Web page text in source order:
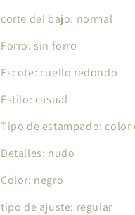
corte del bajo: normal
Forro: sin forro
Escote: cuello redondo
Estilo: casual
Tipo de estampado:
Detalles: nudo
Color: negro
tipo de ajuste: regular